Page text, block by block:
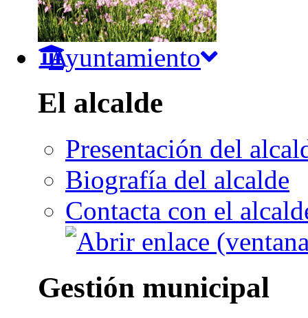
Ayuntamiento
El alcalde
Presentación del
Biografía del alcalde
Contacta con el
Gestión municipal